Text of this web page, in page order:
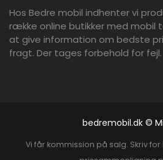
Hos Bedre mobil indhenter vi
række online butikker med mobil
at give information om bedste
fragt. Der tages forbehold for fejl.
bedremobil.dk ©
Vi får kommission på salg. Skriv